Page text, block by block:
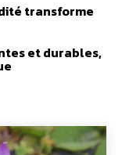
transforme
et durables,